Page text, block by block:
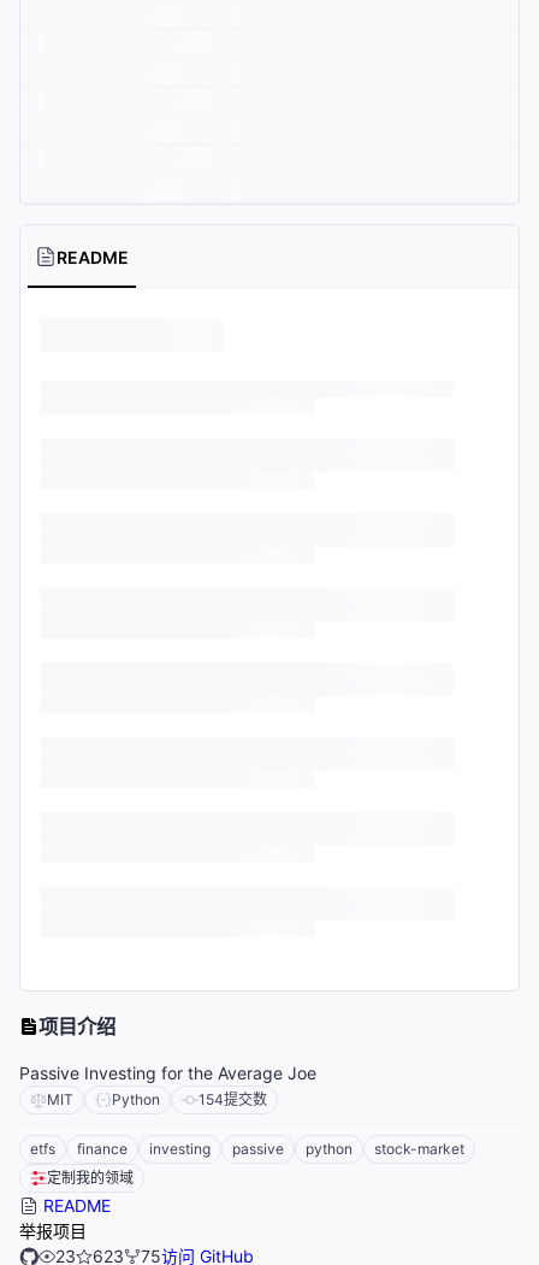
README
项目介绍
Passive Investing for the Average Joe
MIT Python 154提交数
etfs finance investing passive python
stock-market
定制我的领域
README
举报项目
23
623 75访问 GitHub